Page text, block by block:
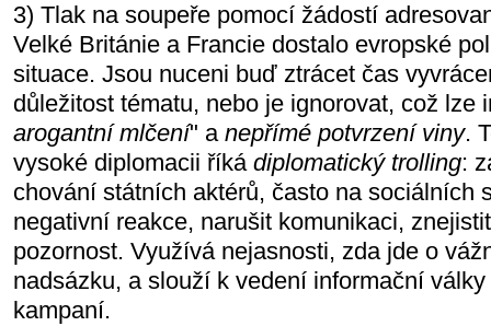
3) Tlak na soupeře pomocí žádostí
Velké Británie a Francie dostalo evropské
situace. Jsou nuceni buď ztrácet čas
důležitost tématu, nebo je ignorovat, což lze
arogantní mlčení" a nepřímé potvrzení viny.
vysoké diplomacii říká diplomatický trolling:
chování státních aktérů, často na sociálních
negativní reakce, narušit komunikaci,
pozornost. Využívá nejasnosti, zda jde o
nadsázku, a slouží k vedení informační
kampaní.